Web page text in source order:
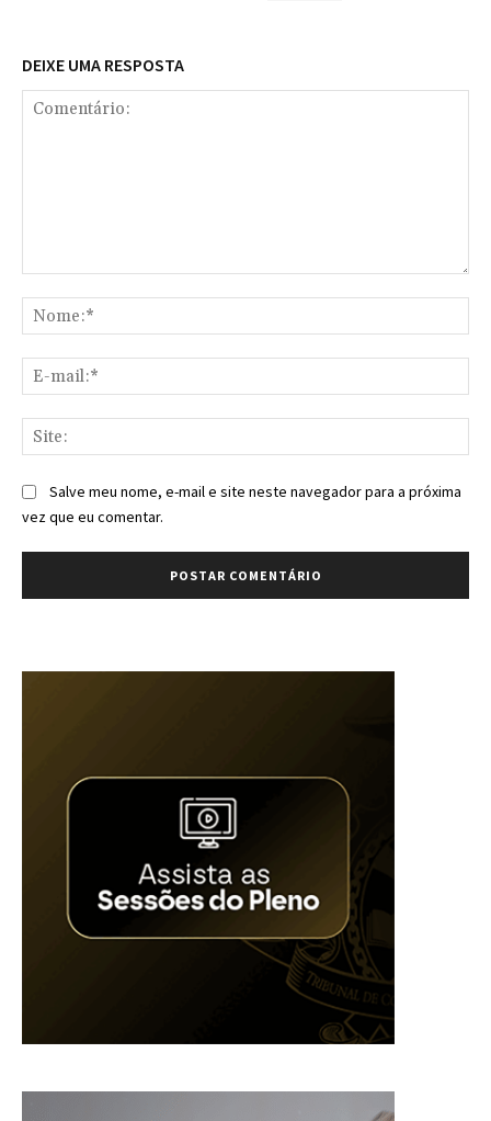
DEIXE UMA RESPOSTA
Salve meu nome, e-mail e site neste navegador para a próxima
vez que eu comentar.